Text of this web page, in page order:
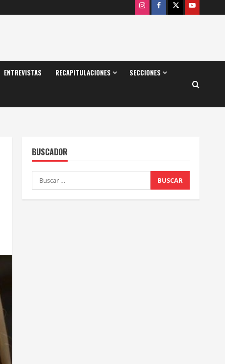
InstagramFacebook
X Youtube
ENTREVISTAS RECAPITULACIONES SECCIONES
BUSCADOR
Buscar: